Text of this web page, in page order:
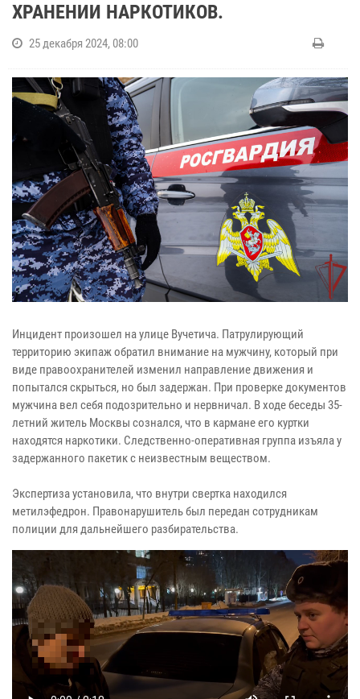
ХРАНЕНИИ НАРКОТИКОВ.
25 декабря 2024, 08:00
Инцидент произошел на улице Вучетича. Патрулирующий
территорию экипаж обратил внимание на мужчину, который при
виде правоохранителей изменил направление движения и
попытался скрыться, но был задержан. При проверке документов
мужчина вел себя подозрительно и нервничал. В ходе беседы 35-
летний житель Москвы сознался, что в кармане его куртки
находятся наркотики. Следственно-оперативная группа изъяла у
задержанного пакетик с неизвестным веществом.
Экспертиза установила, что внутри свертка находился
метилэфедрон. Правонарушитель был передан сотрудникам
полиции для дальнейшего разбирательства.